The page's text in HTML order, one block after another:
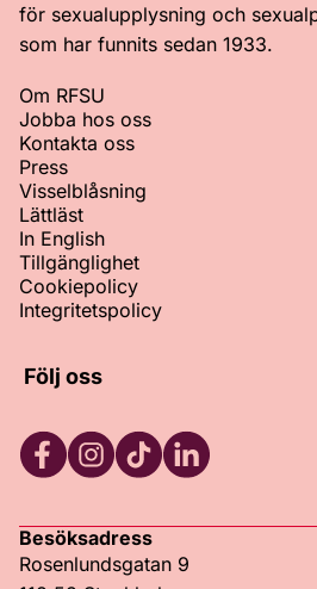
för sexualupplysning och
som har funnits sedan 1933.
Om RFSU
Jobba hos oss
Kontakta oss
Press
Visselblåsning
Lättläst
In English
Tillgänglighet
Cookiepolicy
Integritetspolicy
Följ oss
Besöksadress
Rosenlundsgatan 9